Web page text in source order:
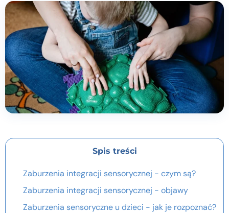
Spis treści
Zaburzenia integracji sensorycznej - czym są?
Zaburzenia integracji sensorycznej - objawy
Zaburzenia sensoryczne u dzieci - jak je rozpoznać?